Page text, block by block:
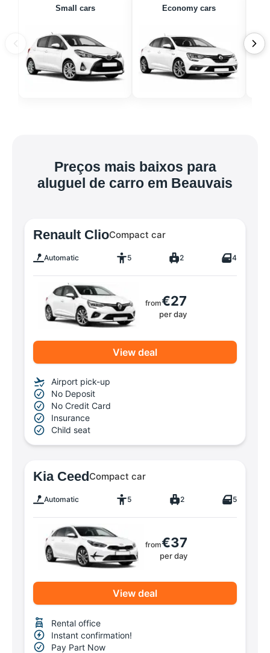
Small cars Economy cars
Preços mais baixos para
aluguel de carro em Beauvais
Renault ClioCompact car
Automatic 5 2 4
from€27
per day
View deal
Airport pick-up
No Deposit
No Credit Card
Insurance
Child seat
Kia CeedCompact car
Automatic 5 2 5
from€37
per day
View deal
Rental office
Instant confirmation!
Pay Part Now